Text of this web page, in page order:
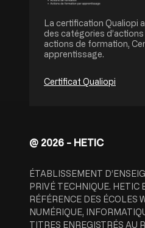
La certification Qualiopi
des catégories
actions de formation,
apprentissage.
Certificat Qualiopi
@ 2026 - HETIC
ÉTABLISSEMENT
PRIVÉ TECHNIQUE. HETIC
RÉFÉRENCE DES ÉCOLES
NUMÉRIQUE,
TITRES ENREGISTRÉS AU